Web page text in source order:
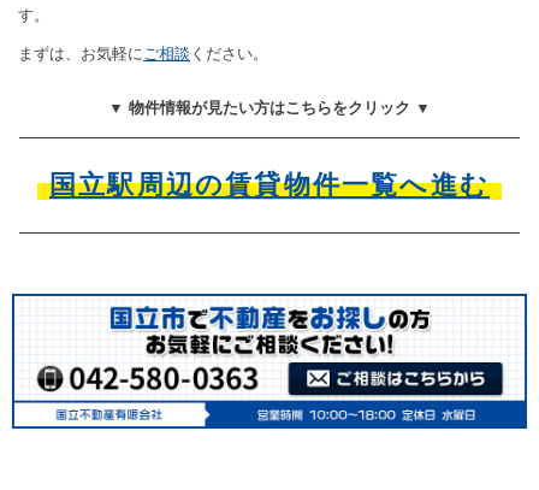
す。
まずは、お気軽に ご相談 ください。
▼ 物件情報が見たい方はこちらをクリック ▼
国立駅周辺の賃貸物件一覧へ進む